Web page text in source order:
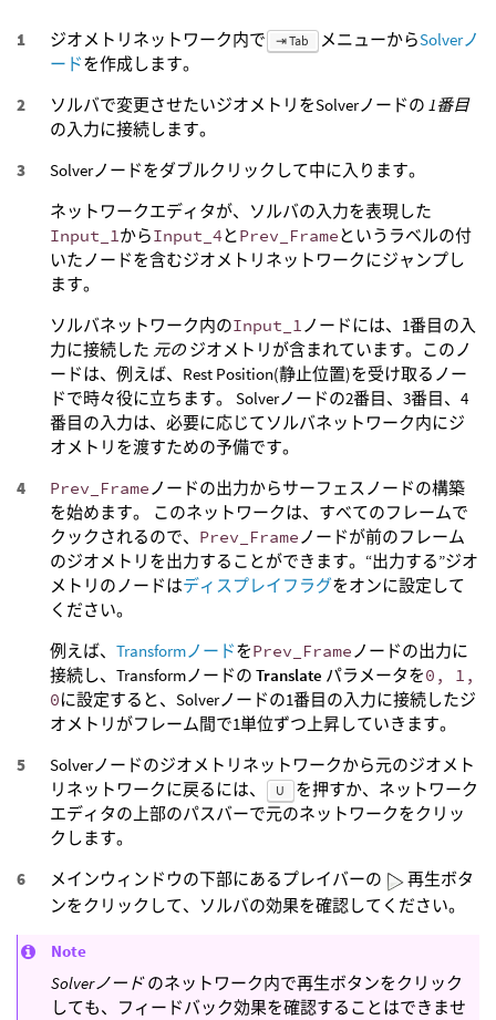
ジオメトリネットワーク内で ⇥ Tab メニューからSolverノ
ードを作成します。
ソルバで変更させたいジオメトリをSolverノードの 1番目
の入力に接続します。
Solverノードをダブルクリックして中に入ります。
ネットワークエディタが、ソルバの入力を表現した
Input_1からInput_4とPrev_Frameというラベルの付
いたノードを含むジオメトリネットワークにジャンプし
ます。
ソルバネットワーク内のInput_1ノードには、1番目の入
力に接続した 元の ジオメトリが含まれています。このノ
ードは、例えば、Rest Position(静止位置)を受け取るノー
ドで時々役に立ちます。 Solverノードの2番目、3番目、4
番目の入力は、必要に応じてソルバネットワーク内にジ
オメトリを渡すための予備です。
Prev_Frameノードの出力からサーフェスノードの構築
を始めます。 このネットワークは、すべてのフレームで
クックされるので、 Prev_Frameノードが前のフレーム
のジオメトリを出力することができます。“出力する”ジオ
メトリのノードはディスプレイフラグをオンに設定して
ください。
例えば、 TransformノードをPrev_Frameノードの出力に
接続し、Transformノードの Translate パラメータを0, 1,
0に設定すると、Solverノードの1番目の入力に接続したジ
オメトリがフレーム間で1単位ずつ上昇していきます。
Solverノードのジオメトリネットワークから元のジオメト
リネットワークに戻るには、
U
を押すか、ネットワーク
エディタの上部のパスバーで元のネットワークをクリッ
クします。
メインウィンドウの下部にあるプレイバーの
再生ボタ
ンをクリックして、ソルバの効果を確認してください。
Note
Solverノードのネットワーク内で再生ボタンをクリック
しても、フィードバック効果を確認することはできませ